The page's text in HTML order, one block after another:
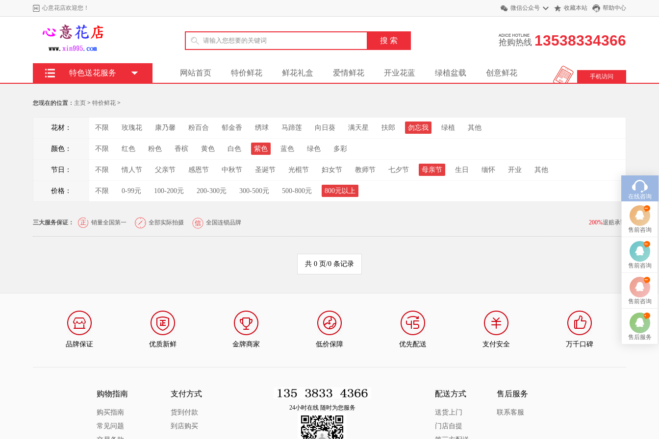
心意花店欢迎您！ 微信公众号 收藏本站 帮助中心
抢购热线 13538334366
网站首页 特价鲜花 鲜花礼盒 爱情鲜花 开业花蓝 绿植盆载 创意鲜花 手机访问
特色送花服务
您现在的位置： 主页 > 特价鲜花 >
花材： 不限 玫瑰花 康乃馨 粉百合 郁金香 绣球 马蹄莲 向日葵 满天星 扶郎 勿忘我 绿植 其他
颜色： 不限 红色 粉色 香槟 黄色 白色 紫色 蓝色 绿色 多彩
节日： 不限 情人节 父亲节 感恩节 中秋节 圣诞节 光棍节 妇女节 教师节 七夕节 母亲节 生日 缅怀 开业 其他
价格： 不限 0-99元 100-200元 200-300元 300-500元 500-800元 800元以上
三大服务保证： 销量全国第一 全部实际拍摄 全国连锁品牌 200%退赔承诺
共 0 页/0 条记录
品牌保证 优质新鲜 金牌商家 低价保障 优先配送 支付安全 万千口碑
购物指南
购买指南
常见问题
支付方式
货到付款
到店购买
24小时在线 随时为您服务
配送方式
送货上门
门店自提
售后服务
联系客服
在线咨询
售前咨询
售前咨询
售前咨询
售后服务